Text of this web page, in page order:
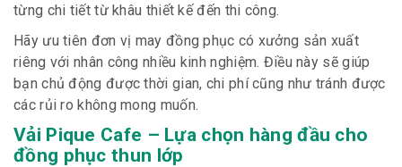
từng chi tiết từ khâu thiết kế đến thi công.
Hãy ưu tiên đơn vị may đồng phục có xưởng sản xuất
riêng với nhân công nhiều kinh nghiệm. Điều này sẽ giúp
bạn chủ động được thời gian, chi phí cũng như tránh được
các rủi ro không mong muốn.
Vải Pique Cafe – Lựa chọn hàng đầu cho
đồng phục thun lớp